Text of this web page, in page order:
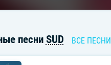
песни SUD ВСЕ ПЕСНИ